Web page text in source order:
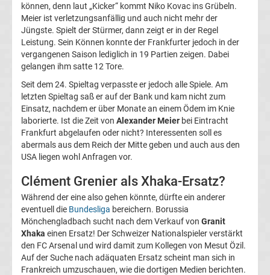
Serie
A
Türk.
Süper
Lig
Internat.
Fußball
UEFA
Youth
können, denn laut „Kicker“ kommt Niko Kovac ins Grübeln.
Meier ist verletzungsanfällig und auch nicht mehr der
Jüngste. Spielt der Stürmer, dann zeigt er in der Regel
Leistung. Sein Können konnte der Frankfurter jedoch in der
vergangenen Saison lediglich in 19 Partien zeigen. Dabei
gelangen ihm satte 12 Tore.
Seit dem 24. Spieltag verpasste er jedoch alle Spiele. Am
letzten Spieltag saß er auf der Bank und kam nicht zum
Einsatz, nachdem er über Monate an einem Ödem im Knie
laborierte. Ist die Zeit von Alexander Meier bei Eintracht
Frankfurt abgelaufen oder nicht? Interessenten soll es
abermals aus dem Reich der Mitte geben und auch aus den
USA liegen wohl Anfragen vor.
Clément Grenier als Xhaka-Ersatz?
Während der eine also gehen könnte, dürfte ein anderer
eventuell die Bundesliga bereichern. Borussia
Mönchengladbach sucht nach dem Verkauf von Granit
Xhaka einen Ersatz! Der Schweizer Nationalspieler verstärkt
den FC Arsenal und wird damit zum Kollegen von Mesut Özil.
Auf der Suche nach adäquaten Ersatz scheint man sich in
Frankreich umzuschauen, wie die dortigen Medien berichten.